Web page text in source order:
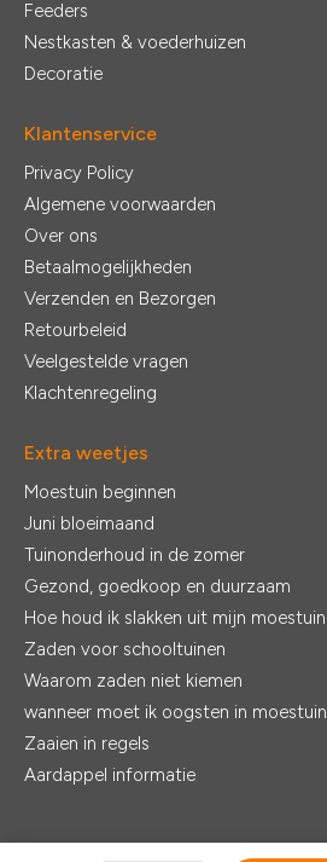
Feeders
Nestkasten & voederhuizen
Decoratie
Klantenservice
Privacy Policy
Algemene voorwaarden
Over ons
Betaalmogelijkheden
Verzenden en Bezorgen
Retourbeleid
Veelgestelde vragen
Klachtenregeling
Extra weetjes
Moestuin beginnen
Juni bloeimaand
Tuinonderhoud in de zomer
Gezond, goedkoop en duurzaam
Hoe houd ik slakken uit mijn moestuin
Zaden voor schooltuinen
Waarom zaden niet kiemen
wanneer moet ik oogsten in moestuin
Zaaien in regels
Aardappel informatie